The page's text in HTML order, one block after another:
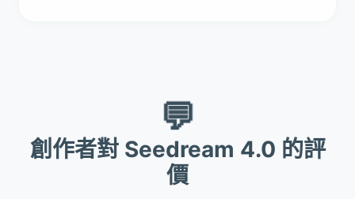
💬
創作者對 Seedream 4.0 的評
價